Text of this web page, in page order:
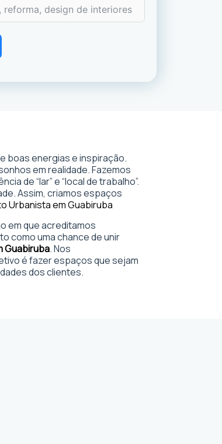
boas energias e inspiração.
em realidade. Fazemos
de “lar” e “local de trabalho”.
Assim, criamos espaços
Urbanista em Guabiruba
em que acreditamos
como uma chance de unir
Guabiruba. Nos
é fazer espaços que sejam
dos clientes.